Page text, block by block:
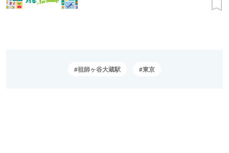
祖師ヶ谷大蔵駅 東京